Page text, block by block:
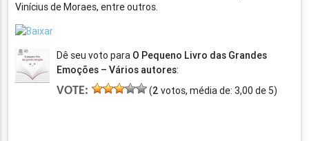
Vinícius de Moraes, entre outros.
Dê seu voto para O Pequeno Livro das Grandes
Emoções – Vários autores:
VOTE: (2 votos, média de:3,00 de 5)